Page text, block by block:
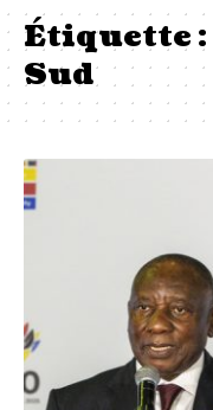
Étiquette :
Sud